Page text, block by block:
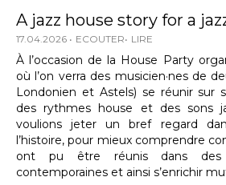
A jazz house story for a
17.04.2026 ECOUTER LIRE
À l’occasion de la House Party
où l’on verra des musicien·nes de
Londonien et Astels) se réunir sur
des rythmes house et des sons
voulions jeter un bref regard
l’histoire, pour mieux comprendre
ont pu être réunis dans des
contemporaines et ainsi s’enrichir